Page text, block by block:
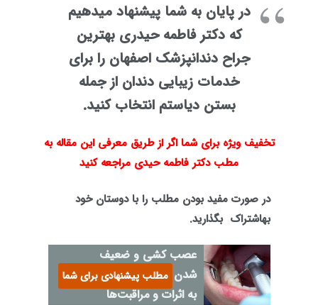
در پایان به شما پیشنهاد میدهیم
که دکتر فاطمه حیدری بهترین
جراح دندانپزشک اصفهان را برای
خدمات زیبایی دندان از جمله
بستن دیاستم انتخاب کنید.
تخفیف ویژه برای شما اگر از طریق معرفی این مقاله به
مطب دکتر فاطمه حیدی مراجعه کنید
در صورت مفید بودن مطلب را با دوستان خود
بهاشتراک بگذارید.
عصب کشی و ضعیف
شدن دندان: نگاهی جامع
به اثرات و مراقبت‌ها
مطلب پیشنهادی برای شما